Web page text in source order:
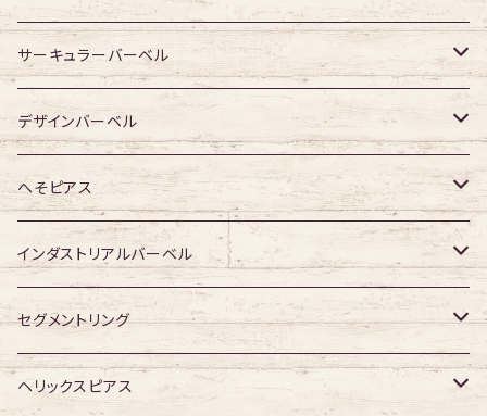
ジュエル有り
ジュエル有り
ジュエル無し
ジュエル有り
アクリル・その他
ジュエル無し
ジュエル有り
サージカルチタン
ジュエル無し
ジュエル有り
アクリル・その他
316Lサージカルステンレス
ジュエル無し
ジュエル有り
サージカルチタン
ジュエル無し
ジュエル有り
アクリル・その他
サーキュラーバーベル
316Lサージカルステンレス
ジュエル無し
ジュエル有り
サージカルチタン
ジュエル無し
ジュエル有り
アクリル・その他
デザインバーベル
ジュエル無し
ジュエル有り
へそピアス
316Lサージカルステンレス
ジュエル無し
ジュエル有り
サージカルチタン
ジュエル無し
アクリル
インダストリアルバーベル
316Lサージカルステンレス
ジュエル無し
サージカルチタン
セグメントリング
316Lサージカルステンレス
ヘリックスピアス